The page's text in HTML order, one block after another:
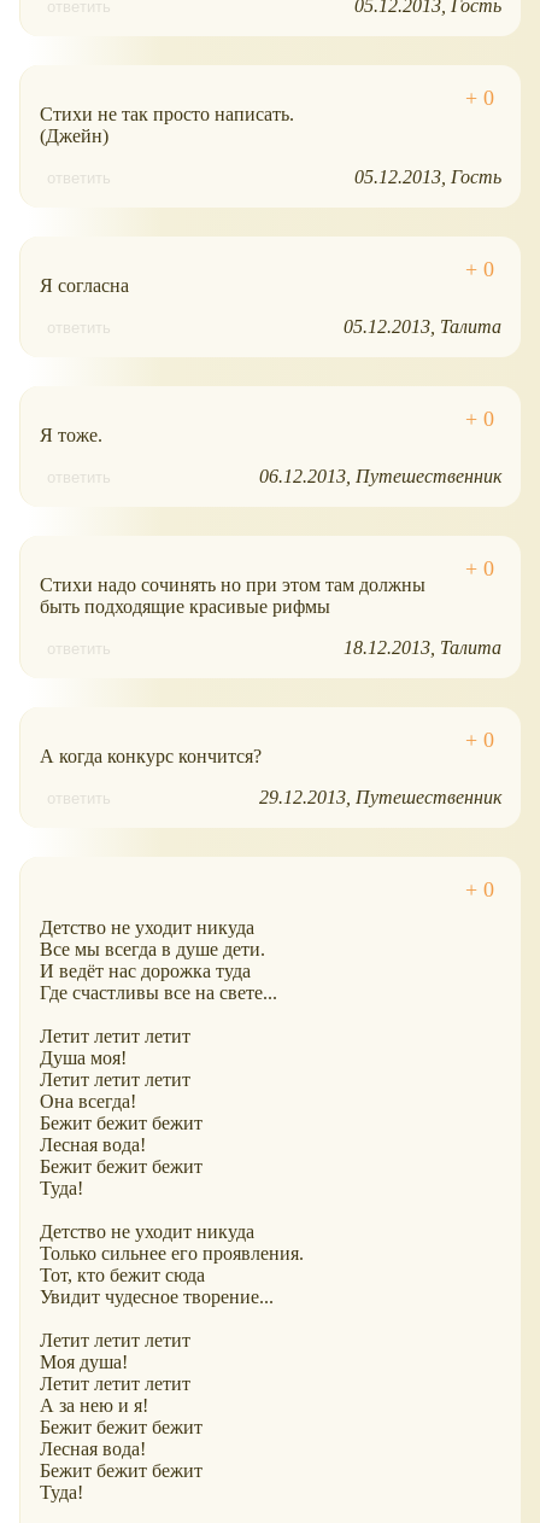
ответить 05.12.2013 Гость
Стихи не так просто написать.
(Джейн)
ответить 05.12.2013 Гость
Я согласна
ответить 05.12.2013 Талита
Я тоже.
ответить 06.12.2013 Путешественник
Стихи надо сочинять но при этом там должны
быть подходящие красивые рифмы
ответить 18.12.2013 Талита
А когда конкурс кончится?
ответить 29.12.2013 Путешественник
Детство не уходит никуда
Все мы всегда в душе дети.
И ведёт нас дорожка туда
Где счастливы все на свете...
Летит летит летит
Душа моя!
Летит летит летит
Она всегда!
Бежит бежит бежит
Лесная вода!
Бежит бежит бежит
Туда!
Детство не уходит никуда
Только сильнее его проявления.
Тот, кто бежит сюда
Увидит чудесное творение...
Летит летит летит
Моя душа!
Летит летит летит
А за нею и я!
Бежит бежит бежит
Лесная вода!
Бежит бежит бежит
Туда!